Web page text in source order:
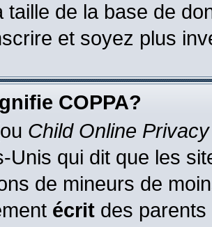
taille de la base de
et soyez plus
COPPA?
Child Online
Unis qui dit que les
de mineurs de
écrit des parents